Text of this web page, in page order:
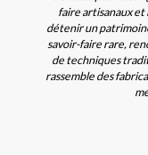
faire artisanaux
détenir un
savoir-faire rare,
de techniques
rassemble des